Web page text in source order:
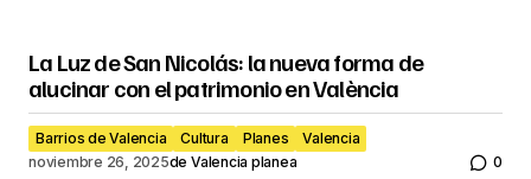
La Luz de San Nicolás: la nueva forma de
alucinar con el patrimonio en València
Barrios de Valencia Cultura Planes
Valencia
noviembre 26, 2025de Valencia planea 0